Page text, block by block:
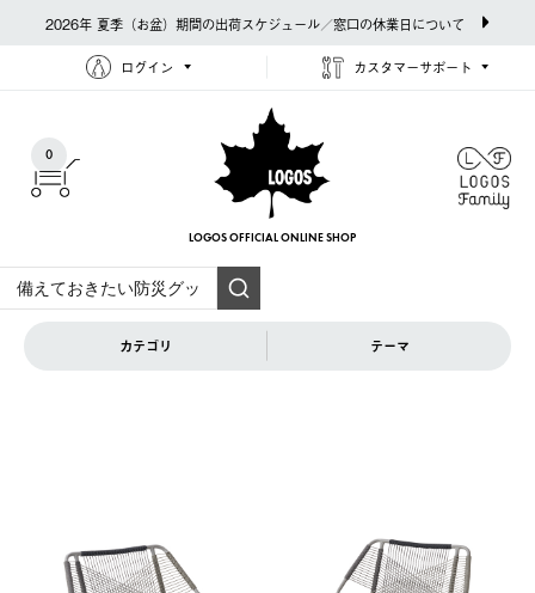
2026年 夏季（お盆）期間の出荷スケジュール／窓口の休業日について
ログイン カスタマーサポート
0
LOGOS OFFICIAL ONLINE SHOP
カテゴリ テーマ